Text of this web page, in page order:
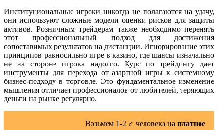
Институциональные игроки никогда не полагаются на удачу,
они используют сложные модели оценки рисков для защиты
активов. Розничным трейдерам также необходимо перенять
этот профессиональный подход для достижения
сопоставимых результатов на дистанции. Игнорирование этих
принципов равносильно игре в казино, где шансы изначально
не на стороне игрока надолго. Курс по трейдингу дает
инструменты для перехода от азартной игры к системному
бизнес-подходу в торговле. Это фундаментальное изменение
мышления отличает профессионалов от любителей, теряющих
деньги на рынке регулярно.
Возьмем 1-2 ‍♂️ человека на платное